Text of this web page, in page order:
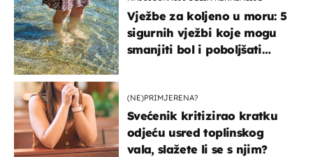
Vježbe za koljeno u moru: 5
sigurnih vježbi koje mogu
smanjiti bol i poboljšati
(NE)PRIMJERENA?
Svećenik kritizirao kratku
odjeću usred toplinskog
vala, slažete li se s njim?